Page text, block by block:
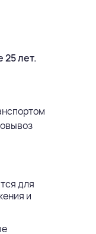
25 лет.
для
и